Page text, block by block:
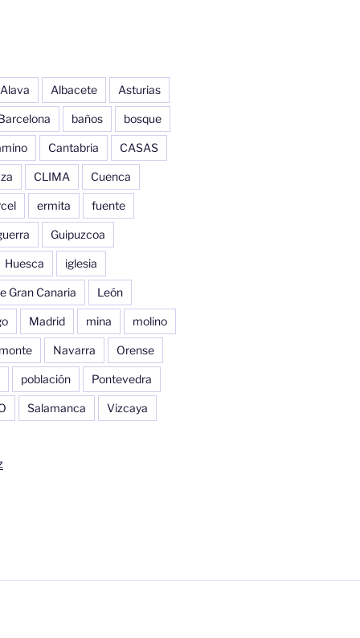
Alava Albacete Asturias
baños bosque
Cantabria CASAS
CLIMA Cuenca
ermita fuente
Guipuzcoa
Huesca iglesia
Gran Canaria León
Madrid mina molino
monte Navarra Orense
población Pontevedra
Salamanca Vizcaya